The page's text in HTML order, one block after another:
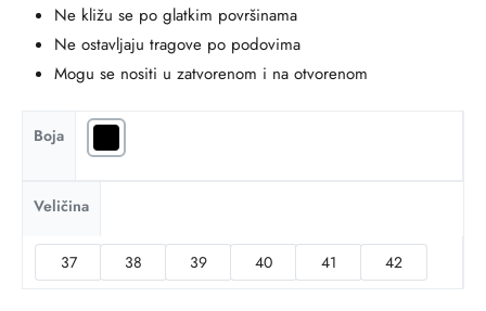
Ne kližu se po glatkim površinama
Ne ostavljaju tragove po podovima
Mogu se nositi u zatvorenom i na otvorenom
Boja
Veličina
37 38 39 40 41 42